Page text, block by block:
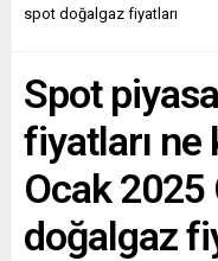
spot doğalgaz fiyatları
Spot
fiyatları ne
Ocak 2025
doğalgaz